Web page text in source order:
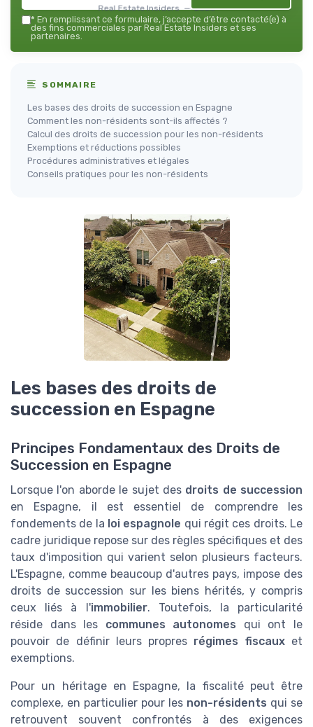
Real Estate Insiders — 2026
* En remplissant ce formulaire, j’accepte d’être contacté(e) à
des fins commerciales par Real Estate Insiders et ses
partenaires.
SOMMAIRE
Les bases des droits de succession en Espagne
Comment les non-résidents sont-ils affectés ?
Calcul des droits de succession pour les non-résidents
Exemptions et réductions possibles
Procédures administratives et légales
Conseils pratiques pour les non-résidents
Les bases des droits de
succession en Espagne
Principes Fondamentaux des Droits de
Succession en Espagne
Lorsque l'on aborde le sujet des droits de succession
en Espagne, il est essentiel de comprendre les
fondements de la loi espagnole qui régit ces droits. Le
cadre juridique repose sur des règles spécifiques et des
taux d'imposition qui varient selon plusieurs facteurs.
L'Espagne, comme beaucoup d'autres pays, impose des
droits de succession sur les biens hérités, y compris
ceux liés à l'immobilier. Toutefois, la particularité
réside dans les communes autonomes qui ont le
pouvoir de définir leurs propres régimes fiscauxet
exemptions.
Pour un héritage en Espagne, la fiscalité peut être
complexe, en particulier pour les non-résidents qui se
retrouvent souvent confrontés à des exigences